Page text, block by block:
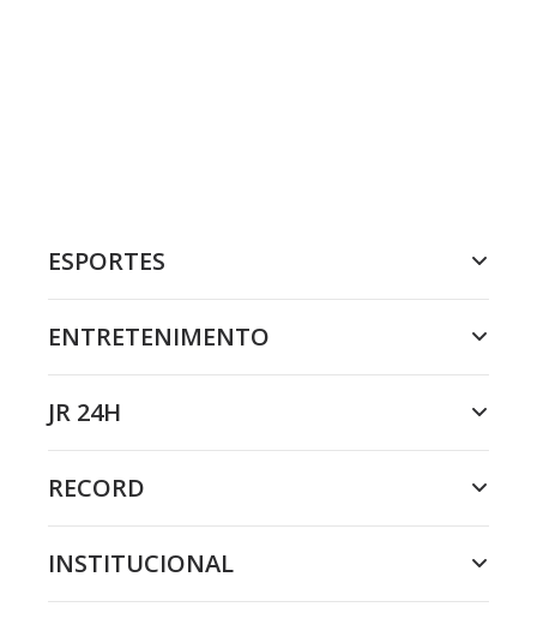
ESPORTES
ENTRETENIMENTO
JR 24H
RECORD
INSTITUCIONAL